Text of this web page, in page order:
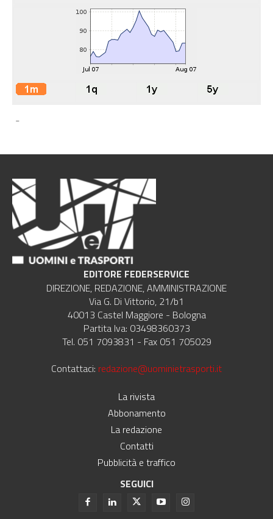
-
EDITORE FEDERSERVICE
DIREZIONE, REDAZIONE, AMMINISTRAZIONE
Via G. Di Vittorio, 21/b1
40013 Castel Maggiore - Bologna
Partita Iva: 03498360373
Tel. 051 7093831 - Fax 051 705029
Contattaci: redazione@uominietrasporti.it
La rivista
Abbonamento
La redazione
Contatti
Pubblicità e traffico
SEGUICI